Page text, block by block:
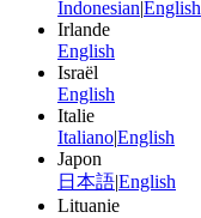
Indonesian|English
Irlande
English
Israël
English
Italie
Italiano|English
Japon
日本語|English
Lituanie